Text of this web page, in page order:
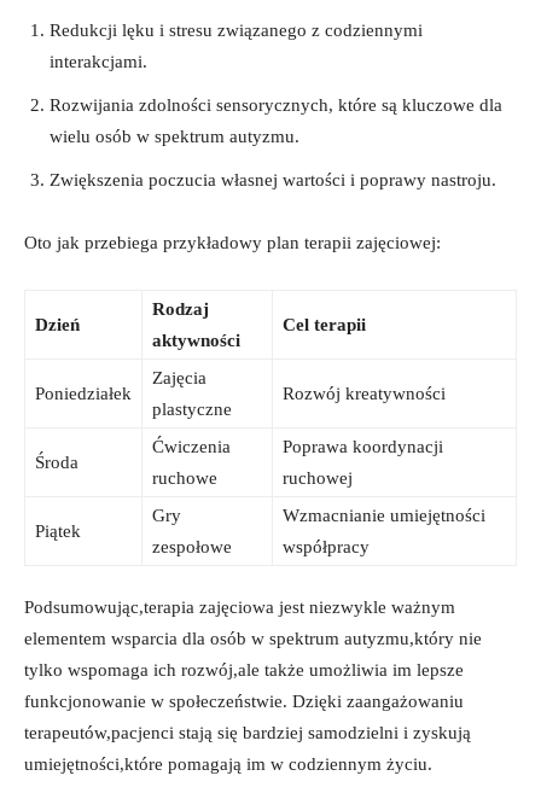
Redukcji lęku i stresu związanego z codziennymi
interakcjami.
Rozwijania zdolności sensorycznych, które są kluczowe dla
wielu osób w spektrum autyzmu.
Zwiększenia poczucia własnej wartości i poprawy nastroju.
Oto jak przebiega przykładowy plan terapii zajęciowej:
Dzień
Rodzaj
aktywności
Cel terapii
Poniedziałek
Zajęcia
plastyczne
Rozwój kreatywności
Środa
Ćwiczenia
ruchowe
Poprawa koordynacji
ruchowej
Piątek
Gry
zespołowe
Wzmacnianie umiejętności
współpracy
Podsumowując,terapia zajęciowa jest niezwykle ważnym
elementem wsparcia dla osób w spektrum autyzmu,który nie
tylko wspomaga ich rozwój,ale także umożliwia im lepsze
funkcjonowanie w społeczeństwie. Dzięki zaangażowaniu
terapeutów,pacjenci stają się bardziej samodzielni i zyskują
umiejętności,które pomagają im w codziennym życiu.